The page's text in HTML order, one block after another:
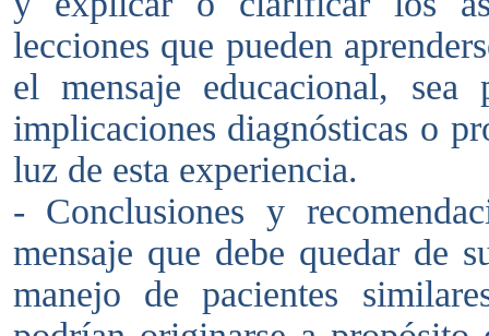
lecciones que pueden
el mensaje educacional,
implicaciones diagnósticas o
luz de esta experiencia.
- Conclusiones y
mensaje que debe quedar de
manejo de pacientes